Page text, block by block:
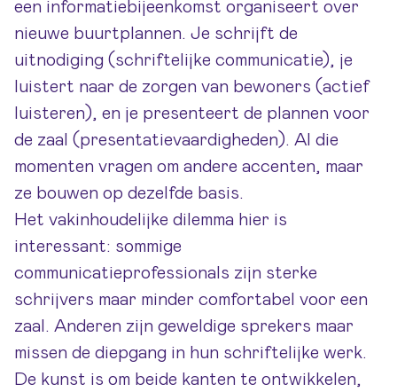
een informatiebijeenkomst organiseert over
nieuwe buurtplannen. Je schrijft de
uitnodiging (schriftelijke communicatie), je
luistert naar de zorgen van bewoners (actief
luisteren), en je presenteert de plannen voor
de zaal (presentatievaardigheden). Al die
momenten vragen om andere accenten, maar
ze bouwen op dezelfde basis.
Het vakinhoudelijke dilemma hier is
interessant: sommige
communicatieprofessionals zijn sterke
schrijvers maar minder comfortabel voor een
zaal. Anderen zijn geweldige sprekers maar
missen de diepgang in hun schriftelijke werk.
De kunst is om beide kanten te ontwikkelen,